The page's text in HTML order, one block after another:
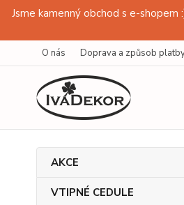
Jsme kamenný obchod s e-
O nás Doprava a způsob
AKCE
VTIPNÉ CEDULE